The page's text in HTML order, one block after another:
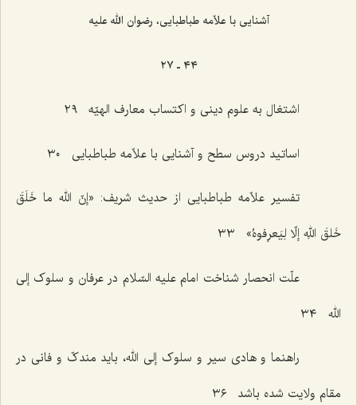
آشنایی با علاّمه طباطبایی، رضوان الله علیه
٤٤ ـ ٢٧
اشتغال به علوم دینی و اکتساب معارف الهیّه ٢٩
اساتید دروس سطح و آشنایی با علاّمه طباطبایی ٣٠
تفسیر علاّمه طباطبایی از حدیث شریف: «إنّ الله ما خَلَقَ
خَلقَ اللهِ إلّا لِیَعرِفوهُ» ٣٣
علّت انحصار شناخت امام علیه السّلام در عرفان و سلوک إلی
الله ٣٤
راهنما و هادی سیر و سلوک إلی الله، باید مندکّ و فانی در
مقام ولایت شده باشد ٣٦